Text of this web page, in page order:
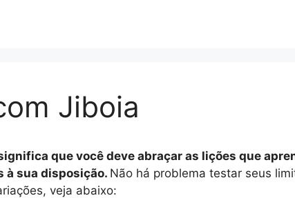
Jiboia
que você deve abraçar as lições que
à sua disposição. Não há problema testar seus
veja abaixo: